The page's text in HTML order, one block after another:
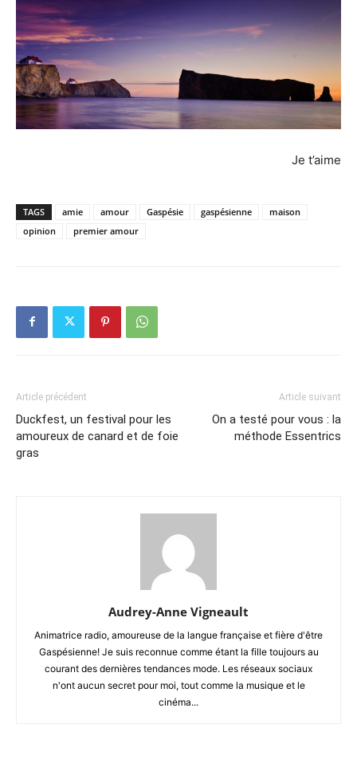
Je t’aime
TAGS amie amour Gaspésie gaspésienne
maison
opinion
premier amour
Article précédent
Duckfest, un festival pour les
amoureux de canard et de foie
gras
Article suivant
On a testé pour vous : la
méthode Essentrics
Audrey-Anne Vigneault
Animatrice radio, amoureuse de la langue française et fière d'être
Gaspésienne! Je suis reconnue comme étant la fille toujours au
courant des dernières tendances mode. Les réseaux sociaux
n'ont aucun secret pour moi, tout comme la musique et le
cinéma...